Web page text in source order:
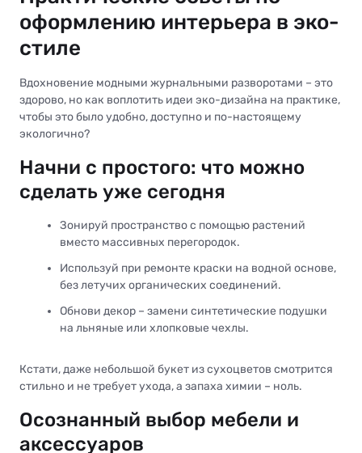
оформлению интерьера в эко-
стиле
Вдохновение модными журнальными разворотами – это
здорово, но как воплотить идеи эко-дизайна на практике,
чтобы это было удобно, доступно и по-настоящему
экологично?
Начни с простого: что можно
сделать уже сегодня
Зонируй пространство с помощью растений
вместо массивных перегородок.
Используй при ремонте краски на водной основе,
без летучих органических соединений.
Обнови декор – замени синтетические подушки
на льняные или хлопковые чехлы.
Кстати, даже небольшой букет из сухоцветов смотрится
стильно и не требует ухода, а запаха химии – ноль.
Осознанный выбор мебели и
аксессуаров